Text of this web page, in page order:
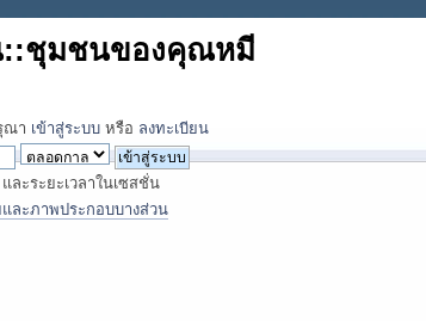
::ชุมชนของคุณหมี
ณา เข้าสู่ระบบ หรือ ลงทะเบียน
ละระยะเวลาในเซสชั่น
ละภาพประกอบบางส่วน